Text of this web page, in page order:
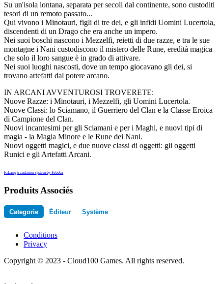
Su un'isola lontana, separata per secoli dal continente, sono custoditi
tesori di un remoto passato...
Qui vivono i Minotauri, figli di tre dei, e gli infidi Uomini Lucertola,
discendenti di un Drago che era anche un impero.
Nei suoi boschi nascono i Mezzelfi, reietti di due razze, e tra le sue
montagne i Nani custodiscono il mistero delle Rune, eredità magica
che solo il loro sangue è in grado di attivare.
Nei suoi luoghi nascosti, dove un tempo giocavano gli dei, si
trovano artefatti dal potere arcano.
IN ARCANI AVVENTUROSI TROVERETE:
Nuove Razze: i Minotauri, i Mezzelfi, gli Uomini Lucertola.
Nuove Classi: lo Sciamano, il Guerriero del Clan e la Classe Eroica
di Campione del Clan.
Nuovi incantesimi per gli Sciamani e per i Maghi, e nuovi tipi di
magia - la Magia Minore e le Rune dei Nani.
Nuovi oggetti magici, e due nuove classi di oggetti: gli oggetti
Runici e gli Artefatti Arcani.
FaLang translation system by Faboba
Produits Associés
Categorie Éditeur Système
Conditions
Privacy
Copyright © 2023 - Cloud100 Games. All rights reserved.